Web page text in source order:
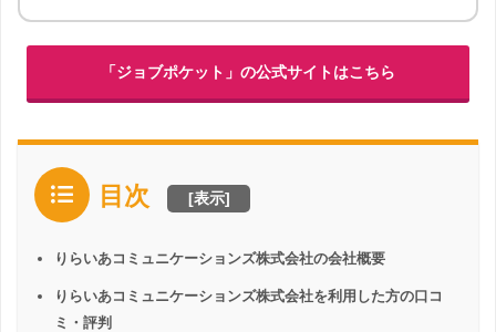
「ジョブポケット」の公式サイトはこちら
目次 [表示]
りらいあコミュニケーションズ株式会社の会社概要
りらいあコミュニケーションズ株式会社を利用した方の口コ
ミ・評判